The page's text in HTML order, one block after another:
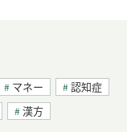
マネー
認知症
漢方